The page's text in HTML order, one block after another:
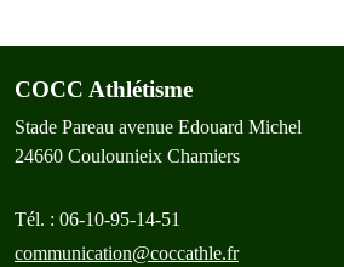
COCC Athlétisme
Stade Pareau avenue Edouard Michel
24660 Coulounieix Chamiers
Tél. : 06-10-95-14-51
communication@coccathle.fr